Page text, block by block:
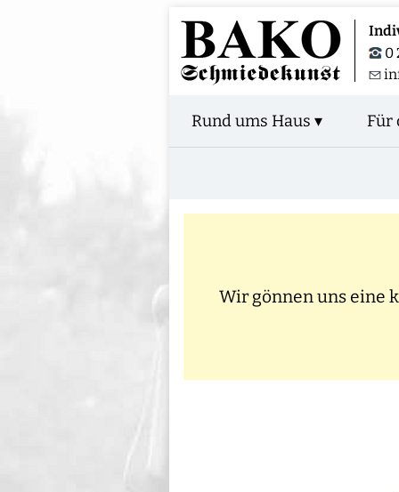
0
Rund ums Haus ▾ Für
Wir gönnen uns eine